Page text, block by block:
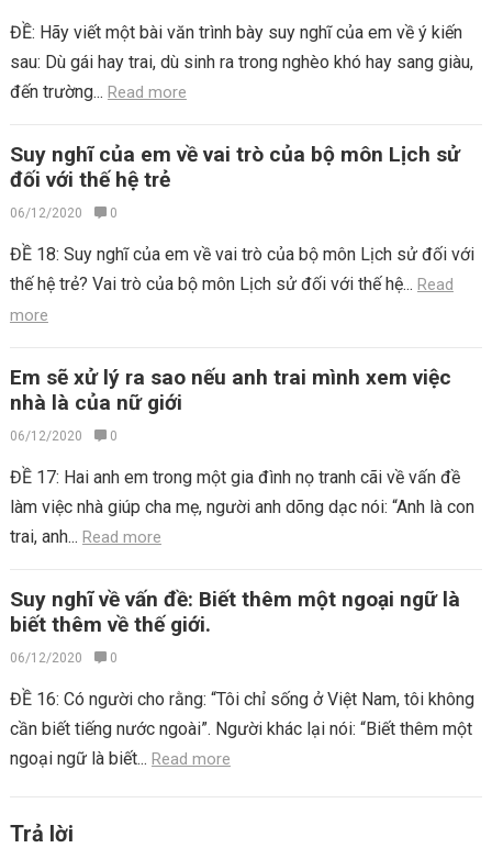
ĐỀ: Hãy viết một bài văn trình bày suy nghĩ của em về ý kiến
sau: Dù gái hay trai, dù sinh ra trong nghèo khó hay sang giàu,
đến trường... Read more
Suy nghĩ của em về vai trò của bộ môn Lịch sử
đối với thế hệ trẻ
06/12/2020 0
ĐỀ 18: Suy nghĩ của em về vai trò của bộ môn Lịch sử đối với
thế hệ trẻ? Vai trò của bộ môn Lịch sử đối với thế hệ... Read
more
Em sẽ xử lý ra sao nếu anh trai mình xem việc
nhà là của nữ giới
06/12/2020 0
ĐỀ 17: Hai anh em trong một gia đình nọ tranh cãi về vấn đề
làm việc nhà giúp cha mẹ, người anh dõng dạc nói: “Anh là con
trai, anh... Read more
Suy nghĩ về vấn đề: Biết thêm một ngoại ngữ là
biết thêm về thế giới.
06/12/2020 0
ĐỀ 16: Có người cho rằng: “Tôi chỉ sống ở Việt Nam, tôi không
cần biết tiếng nước ngoài”. Người khác lại nói: “Biết thêm một
ngoại ngữ là biết... Read more
Trả lời